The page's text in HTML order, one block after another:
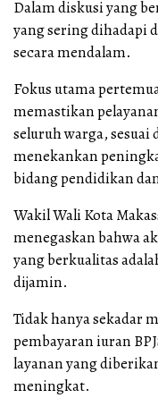
Dalam diskusi yang
yang sering dihadapi
secara mendalam.
Fokus utama
memastikan
seluruh warga,
menekankan
bidang pendidikan
Wakil Wali Kota
menegaskan bahwa
yang berkualitas
dijamin.
Tidak hanya sekadar
pembayaran iuran
layanan yang
meningkat.